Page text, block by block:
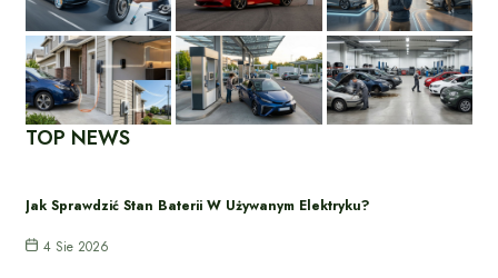
TOP NEWS
Jak Sprawdzić Stan Baterii W Używanym Elektryku?
4 Sie 2026